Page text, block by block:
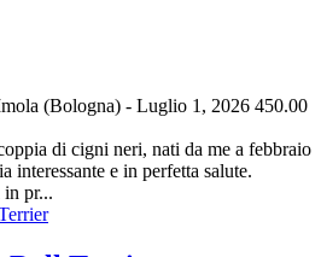
(Bologna) - Luglio 1, 2026 450.00
di cigni neri, nati da me a febbraio
interessante e in perfetta salute.
in pr...